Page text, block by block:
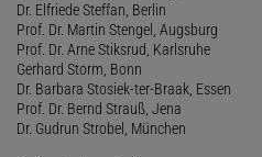
Dr. Elfriede Steffan, Berlin
Prof. Dr. Martin Stengel, Augsburg
Prof. Dr. Arne Stiksrud, Karlsruhe
Gerhard Storm, Bonn
Dr. Barbara Stosiek-ter-Braak, Essen
Prof. Dr. Bernd Strauß, Jena
Dr. Gudrun Strobel, München